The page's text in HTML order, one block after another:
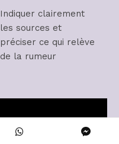
Indiquer clairement
les sources et
préciser ce qui relève
de la rumeur